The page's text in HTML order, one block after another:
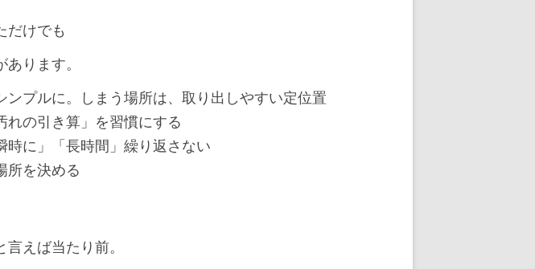
だけでも
ります。
ンプルに。しまう場所は、取り出しやすい定位置
れの引き算」を習慣にする
時に」「長時間」繰り返さない
所を決める
えば当たり前。